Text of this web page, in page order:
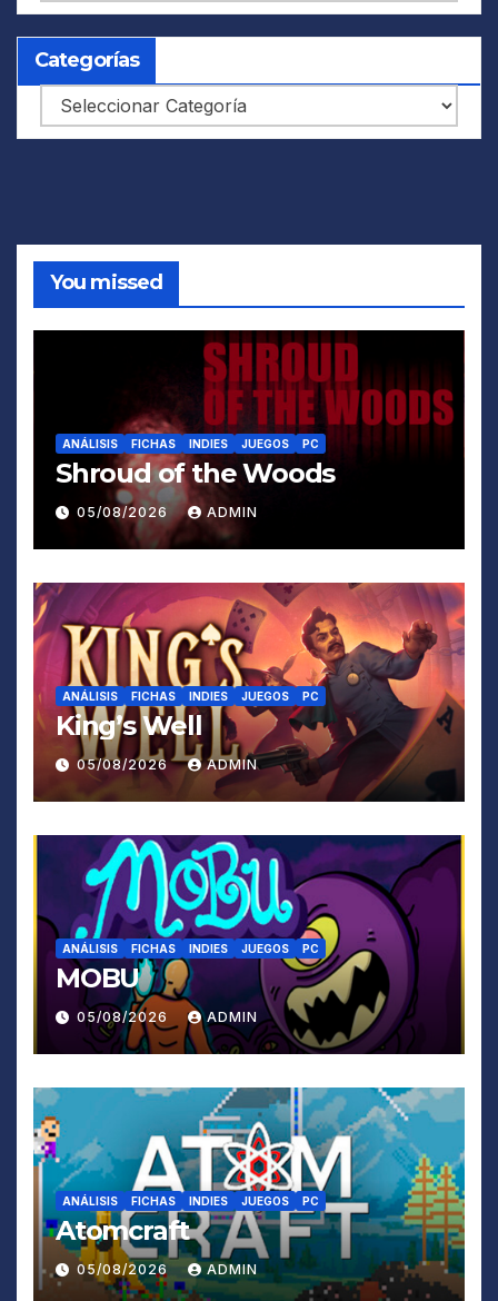
Categorías
Categorías
You missed
ANÁLISIS FICHAS INDIES JUEGOS PC
Shroud of the Woods
05/08/2026 ADMIN
ANÁLISIS FICHAS INDIES JUEGOS PC
King’s Well
05/08/2026 ADMIN
ANÁLISIS FICHAS INDIES JUEGOS PC
MOBU
05/08/2026 ADMIN
ANÁLISIS FICHAS INDIES JUEGOS PC
Atomcraft
05/08/2026 ADMIN